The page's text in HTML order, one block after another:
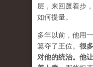
层，来回踱着步
如何提量。
多年以前，他用
篡夺了王位。 很
对他的统治。他